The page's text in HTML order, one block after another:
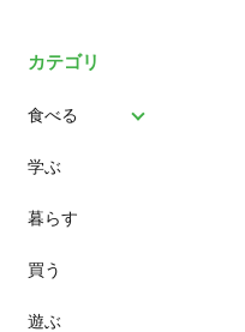
カテゴリ
食べる
パン
スイーツ
ランチ
カフェ
学ぶ
暮らす
買う
遊ぶ